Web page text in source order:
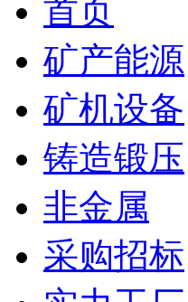
首页
矿产能源
矿机设备
铸造锻压
非金属
采购招标